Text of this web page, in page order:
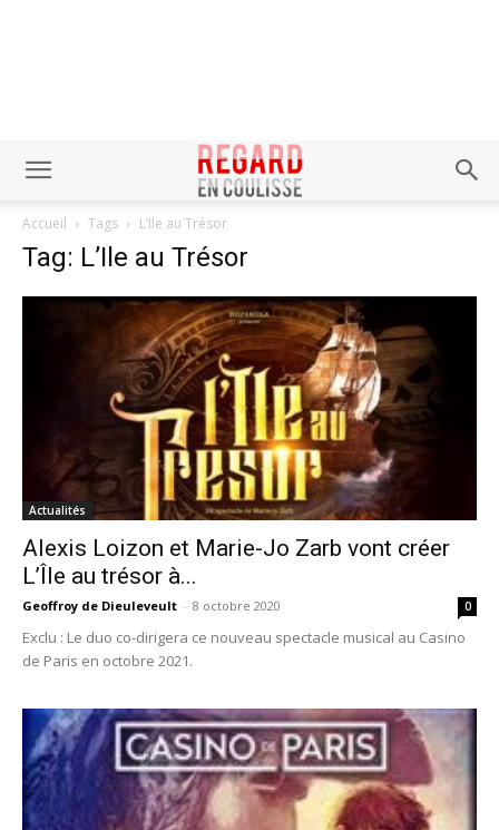
Accueil Tags L’Ile au Trésor
Tag: L’Ile au Trésor
Actualités
Alexis Loizon et Marie-Jo Zarb vont créer
L’Île au trésor à...
Geoffroy de Dieuleveult - 8 octobre 2020 0
Exclu : Le duo co-dirigera ce nouveau spectacle musical au Casino
de Paris en octobre 2021.